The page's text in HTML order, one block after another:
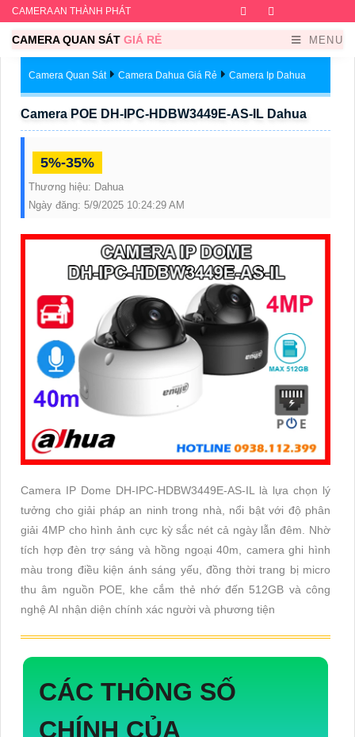
CAMERA AN THÀNH PHÁT Facebook
CAMERA QUAN SÁT GIÁ RẺ MENU
Camera Quan Sát Camera Dahua Giá Rẻ Camera Ip Dahua
Camera POE DH-IPC-HDBW3449E-AS-IL Dahua
5%-35%
Thương hiệu: Dahua
Ngày đăng: 5/9/2025 10:24:29 AM
Camera IP Dome DH-IPC-HDBW3449E-AS-IL là lựa chọn lý
tưởng cho giải pháp an ninh trong nhà, nổi bật với độ phân
giải 4MP cho hình ảnh cực kỳ sắc nét cả ngày lẫn đêm. Nhờ
tích hợp đèn trợ sáng và hồng ngoại 40m, camera ghi hình
màu trong điều kiện ánh sáng yếu, đồng thời trang bị micro
thu âm nguồn POE, khe cắm thẻ nhớ đến 512GB và công
nghệ AI nhận diện chính xác người và phương tiện
CÁC THÔNG SỐ
CHÍNH CỦA